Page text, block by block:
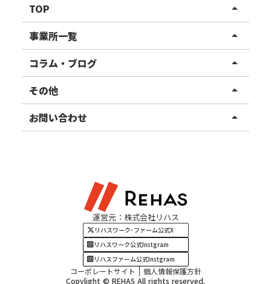
TOP arrow_drop_up
リハスワーク
リハスファーム
事業所一覧 arrow_drop_up
関東エリア
東北エリア
甲信越エリア
四国・九州エリア
コラム・ブログ arrow_drop_up
事業所ブログ
ご利用者様の声
その他 arrow_drop_up
お知らせ
お問い合わせ arrow_drop_up
運営元：株式会社リハス
リハスワーク･ファーム公式X
リハスワーク公式Instgram
リハスファーム公式Instgram
コーポレートサイト
個人情報保護方針
Copylight © REHAS All rights reserved.